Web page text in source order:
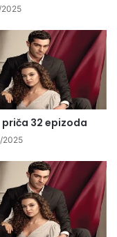
priča 32 epizoda
2025